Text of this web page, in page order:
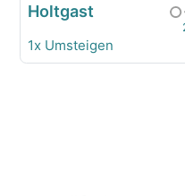
Holtgast
1x Umsteigen